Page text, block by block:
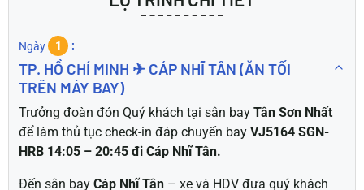
Ngày 1
TP. HỒ CHÍ MINH ✈ CÁP NHĨ TÂN (ĂN TỐI
TRÊN MÁY BAY)
Trưởng đoàn đón Quý khách tại sân bayTân Sơn Nhất
để làm thủ tục check-in đáp chuyến bayVJ5164 SGN-
HRB 14:05 – 20:45 đi Cáp Nhĩ Tân.
Đến sân bayCáp Nhĩ Tân – xe và HDV đưa quý khách